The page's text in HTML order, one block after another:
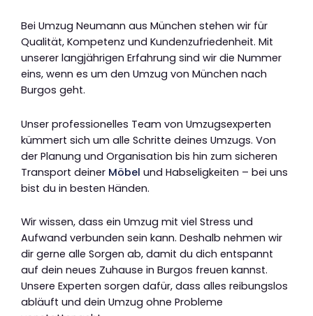
Bei Umzug Neumann aus München stehen wir für
Qualität, Kompetenz und Kundenzufriedenheit. Mit
unserer langjährigen Erfahrung sind wir die Nummer
eins, wenn es um den Umzug von München nach
Burgos geht.
Unser professionelles Team von Umzugsexperten
kümmert sich um alle Schritte deines Umzugs. Von
der Planung und Organisation bis hin zum sicheren
Transport deiner Möbel und Habseligkeiten – bei uns
bist du in besten Händen.
Wir wissen, dass ein Umzug mit viel Stress und
Aufwand verbunden sein kann. Deshalb nehmen wir
dir gerne alle Sorgen ab, damit du dich entspannt
auf dein neues Zuhause in Burgos freuen kannst.
Unsere Experten sorgen dafür, dass alles reibungslos
abläuft und dein Umzug ohne Probleme